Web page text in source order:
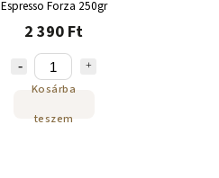
Espresso Forza 250gr
2 390 Ft
Kosárba
teszem